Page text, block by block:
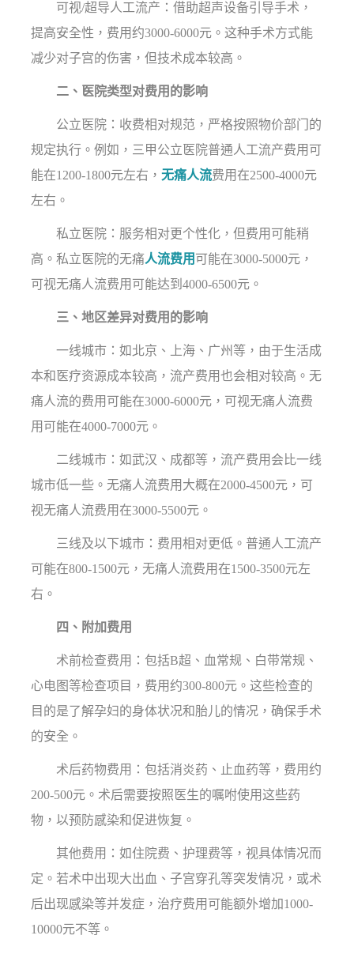
可视/超导人工流产：借助超声设备引导手术，
提高安全性，费用约3000-6000元。这种手术方式能
减少对子宫的伤害，但技术成本较高。
二、医院类型对费用的影响
公立医院：收费相对规范，严格按照物价部门的
规定执行。例如，三甲公立医院普通人工流产费用可
能在1200-1800元左右，无痛人流费用在2500-4000元
左右。
私立医院：服务相对更个性化，但费用可能稍
高。私立医院的无痛人流费用 可能在3000-5000元，
可视无痛人流费用可能达到4000-6500元。
三、地区差异对费用的影响
一线城市：如北京、上海、广州等，由于生活成
本和医疗资源成本较高，流产费用也会相对较高。无
痛人流的费用可能在3000-6000元，可视无痛人流费
用可能在4000-7000元。
二线城市：如武汉、成都等，流产费用会比一线
城市低一些。无痛人流费用大概在2000-4500元，可
视无痛人流费用在3000-5500元。
三线及以下城市：费用相对更低。普通人工流产
可能在800-1500元，无痛人流费用在1500-3500元左
右。
四、附加费用
术前检查费用：包括B超、血常规、白带常规、
心电图等检查项目，费用约300-800元。这些检查的
目的是了解孕妇的身体状况和胎儿的情况，确保手术
的安全。
术后药物费用：包括消炎药、止血药等，费用约
200-500元。术后需要按照医生的嘱咐使用这些药
物，以预防感染和促进恢复。
其他费用：如住院费、护理费等，视具体情况而
定。若术中出现大出血、子宫穿孔等突发情况，或术
后出现感染等并发症，治疗费用可能额外增加1000-
10000元不等。